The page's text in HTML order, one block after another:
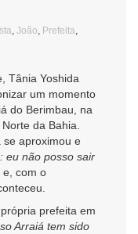
João Prefeita
Tânia Yoshida
um momento
do Berimbau, na
da Bahia.
se aproximou e
eu não posso sair
com o
prefeita em
Arraiá tem sido